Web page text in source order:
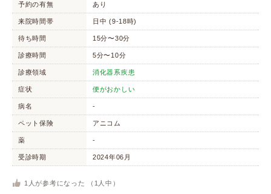
予約の有無 あり
来院時間帯 日中 (9-18時)
待ち時間 15分〜30分
診療時間 5分〜10分
診療領域 消化器系疾患
症状 便がおかしい
病名 -
ペット保険 アニコム
薬 -
受診時期 2024年06月
1 人が参考になった （ 1 人中）